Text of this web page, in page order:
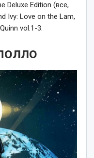
Deluxe Edition (все,
Ivy: Love on the Lam,
vol.1-3.